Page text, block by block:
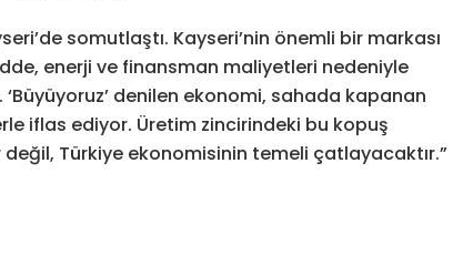
somutlaştı. Kayseri’nin önemli bir markası
enerji ve finansman maliyetleri nedeniyle
denilen ekonomi, sahada kapanan
iflas ediyor. Üretim zincirindeki bu kopuş
Türkiye ekonomisinin temeli çatlayacaktır.”